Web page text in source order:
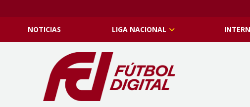
NOTICIAS LIGA NACIONAL